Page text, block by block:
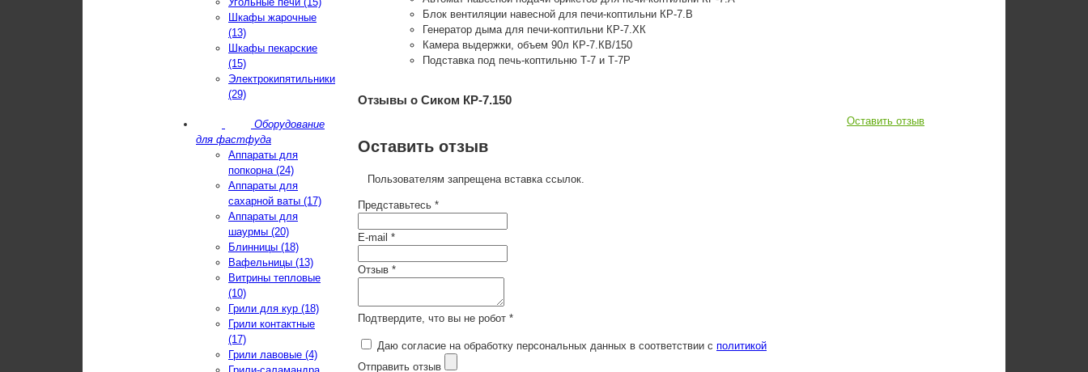
Блок вентиляции навесной для печи-коптильни КР-7.В
Генератор дыма для печи-коптильни КР-7.ХК
Камера выдержки, объем 90л КР-7.КВ/150
Подставка под печь-коптильню Т-7 и Т-7Р
Отзывы о Сиком КР-7.150
Оставить отзыв
Оставить отзыв
Пользователям запрещена вставка ссылок.
Представьтесь *
E-mail *
Отзыв *
Подтвердите, что вы не робот *
Даю согласие на обработку персональных данных в соответствии с политикой
Отправить отзыв
Шкафы жарочные
(13)
Шкафы пекарские
(15)
Электрокипятильники
(29)
Оборудование
для фастфуда
Аппараты для
попкорна (24)
Аппараты для
сахарной ваты (17)
Аппараты для
шаурмы (20)
Блинницы (18)
Вафельницы (13)
Витрины тепловые
(10)
Грили для кур (18)
Грили контактные
(17)
Грили лавовые (4)